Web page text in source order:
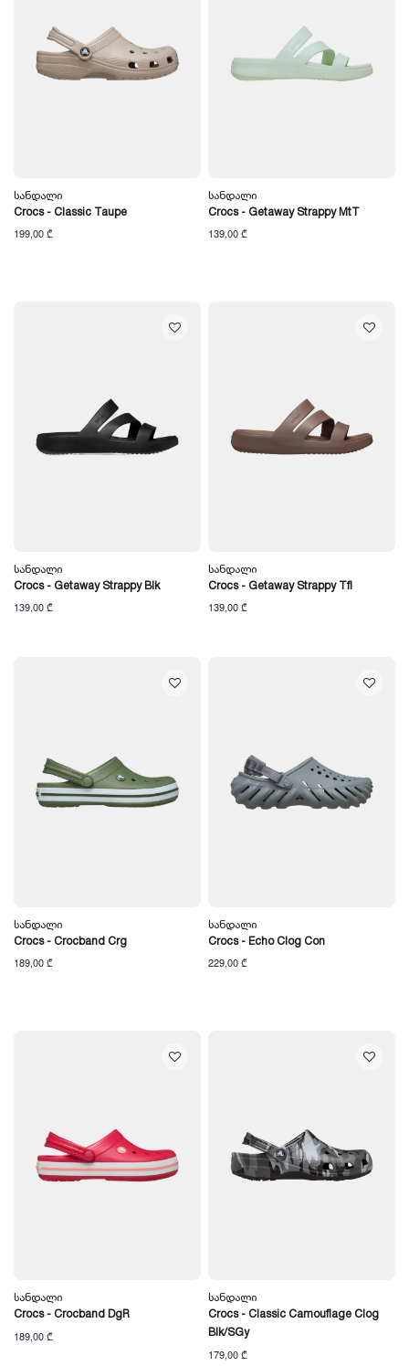
Სანდალი
Crocs - Classic Taupe
199,00 ₾
Სანდალი
Crocs - Getaway Strappy MtT
139,00 ₾
Სანდალი
Crocs - Getaway Strappy Blk
139,00 ₾
Სანდალი
Crocs - Getaway Strappy Tfl
139,00 ₾
Სანდალი
Crocs - Crocband Crg
189,00 ₾
Სანდალი
Crocs - Echo Clog Con
229,00 ₾
Სანდალი
Crocs - Crocband DgR
189,00 ₾
Სანდალი
Crocs - Classic Camouflage Clog
Blk/SGy
179,00 ₾